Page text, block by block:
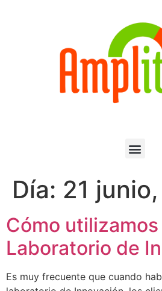
Día: 21
Cómo
Laboratorio de
Es muy frecuente que cuando